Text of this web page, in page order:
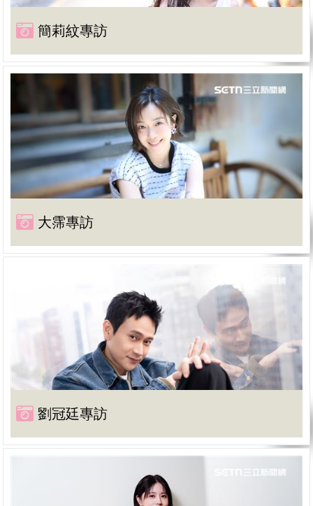
簡莉紋專訪
大霈專訪
劉冠廷專訪